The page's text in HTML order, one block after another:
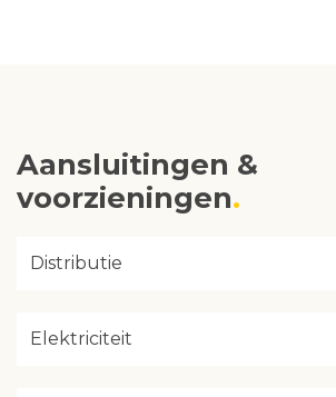
Aansluitingen &
voorzieningen
Distributie
Elektriciteit